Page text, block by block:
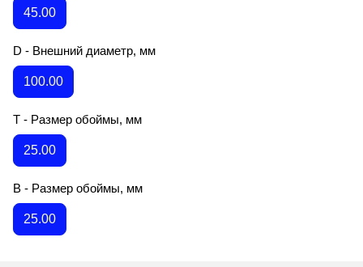
45.00
D - Внешний диаметр, мм
100.00
T - Размер обоймы, мм
25.00
B - Размер обоймы, мм
25.00